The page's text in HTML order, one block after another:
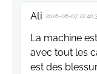
Ali 2026-06-07
La machine
avec tout les
est des